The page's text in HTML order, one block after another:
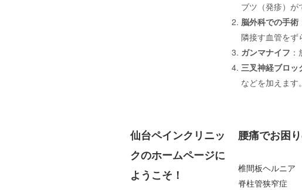
ブツ（発疹）が
脳外科での手術
隣接す血管をず
ガンマナイフ
三叉神経ブロッ
などを加えます
仙台ペインクリニッ
クのホームページに
ようこそ！
腰痛でお困
椎間板ヘルニア
脊柱管狭窄症